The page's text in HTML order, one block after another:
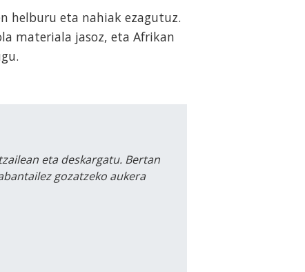
helburu eta nahiak ezagutuz.
materiala jasoz, eta Afrikan
eta deskargatu. Bertan
gozatzeko aukera